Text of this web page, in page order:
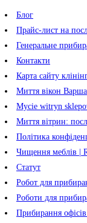
Блог
Прайс-лист на
Генеральне
Контакти
Карта сайту
Миття вікон
Mycie witryn
Миття вітрин:
Політика
Чищення меблів |
Статут
Робот для
Роботи для
Прибирання